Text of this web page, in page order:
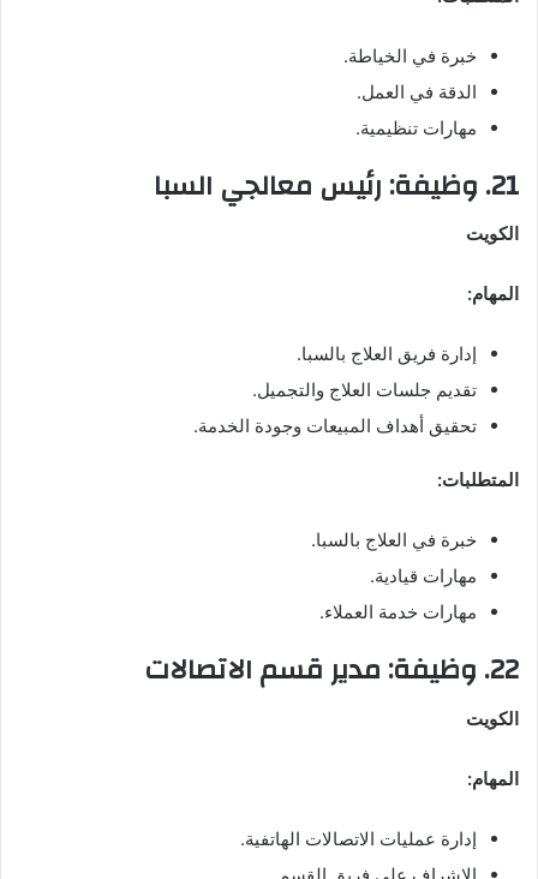
خبرة في الخياطة.
الدقة في العمل.
مهارات تنظيمية.
21. وظيفة: رئيس معالجي السبا
الكويت
المهام:
إدارة فريق العلاج بالسبا.
تقديم جلسات العلاج والتجميل.
تحقيق أهداف المبيعات وجودة الخدمة.
المتطلبات:
خبرة في العلاج بالسبا.
مهارات قيادية.
مهارات خدمة العملاء.
22. وظيفة: مدير قسم الاتصالات
الكويت
المهام:
إدارة عمليات الاتصالات الهاتفية.